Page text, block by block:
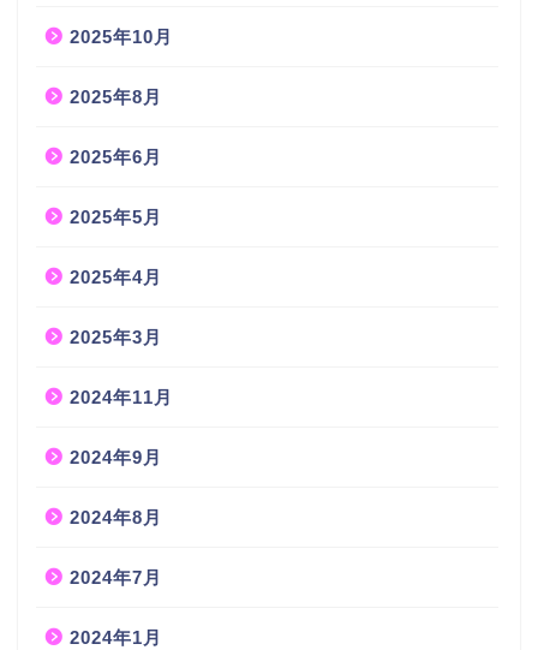
2025年10月
2025年8月
2025年6月
2025年5月
2025年4月
2025年3月
2024年11月
2024年9月
2024年8月
2024年7月
2024年1月